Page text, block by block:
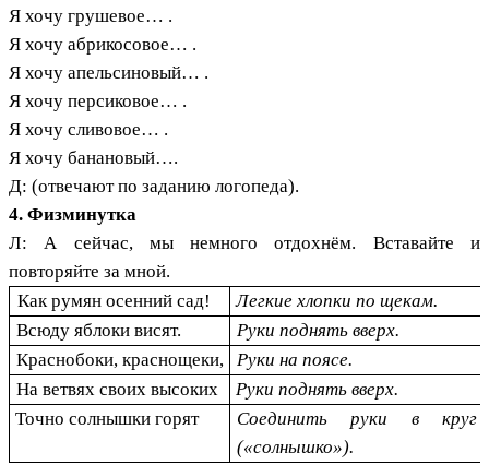
Я хочу грушевое… .
Я хочу абрикосовое… .
Я хочу апельсиновый… .
Я хочу персиковое… .
Я хочу сливовое… .
Я хочу банановый….
Д: (отвечают по заданию логопеда).
4. Физминутка
Л: А сейчас, мы немного отдохнём. Вставайте и
повторяйте за мной.
Как румян осенний сад!
Легкие хлопки по щекам.
Всюду яблоки висят.
Руки поднять вверх.
Краснобоки, краснощеки,
Руки на поясе.
На ветвях своих высоких
Руки поднять вверх.
Точно солнышки горят
Соединить руки в круг
(«солнышко»).